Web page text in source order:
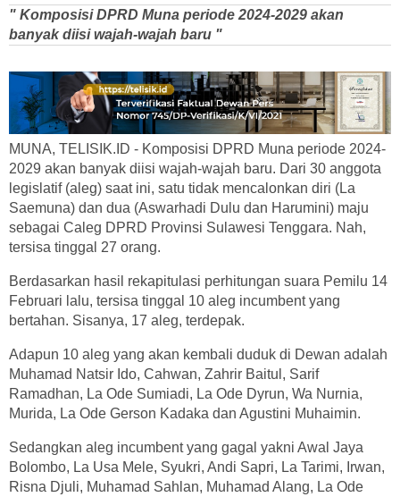
" Komposisi DPRD Muna periode 2024-2029 akan
banyak diisi wajah-wajah baru "
MUNA, TELISIK.ID - Komposisi DPRD Muna periode 2024-
2029 akan banyak diisi wajah-wajah baru. Dari 30 anggota
legislatif (aleg) saat ini, satu tidak mencalonkan diri (La
Saemuna) dan dua (Aswarhadi Dulu dan Harumini) maju
sebagai Caleg DPRD Provinsi Sulawesi Tenggara. Nah,
tersisa tinggal 27 orang.
Berdasarkan hasil rekapitulasi perhitungan suara Pemilu 14
Februari lalu, tersisa tinggal 10 aleg incumbent yang
bertahan. Sisanya, 17 aleg, terdepak.
Adapun 10 aleg yang akan kembali duduk di Dewan adalah
Muhamad Natsir Ido, Cahwan, Zahrir Baitul, Sarif
Ramadhan, La Ode Sumiadi, La Ode Dyrun, Wa Nurnia,
Murida, La Ode Gerson Kadaka dan Agustini Muhaimin.
Sedangkan aleg incumbent yang gagal yakni Awal Jaya
Bolombo, La Usa Mele, Syukri, Andi Sapri, La Tarimi, Irwan,
Risna Djuli, Muhamad Sahlan, Muhamad Alang, La Ode